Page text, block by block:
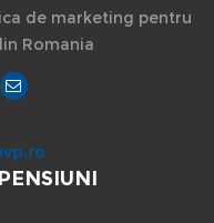
de marketing pentru
Romania